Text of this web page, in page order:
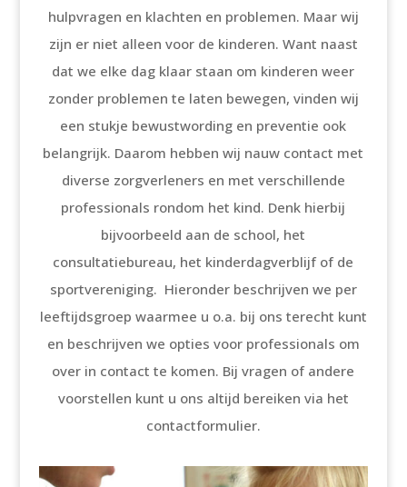
hulpvragen en klachten en problemen. Maar wij
zijn er niet alleen voor de kinderen. Want naast
dat we elke dag klaar staan om kinderen weer
zonder problemen te laten bewegen, vinden wij
een stukje bewustwording en preventie ook
belangrijk. Daarom hebben wij nauw contact met
diverse zorgverleners en met verschillende
professionals rondom het kind. Denk hierbij
bijvoorbeeld aan de school, het
consultatiebureau, het kinderdagverblijf of de
sportvereniging. Hieronder beschrijven we per
leeftijdsgroep waarmee u o.a. bij ons terecht kunt
en beschrijven we opties voor professionals om
over in contact te komen. Bij vragen of andere
voorstellen kunt u ons altijd bereiken via het
contactformulier.